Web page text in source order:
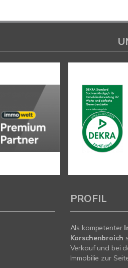
PROFIL
Als kompetenter
Korschenbroich
Verkauf und bei
Immobilie zur